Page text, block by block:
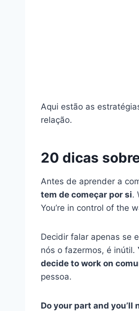
Aqui estão as
relação.
20 dicas
Antes de aprender a
tem de começar por si.
You’re in control of the
Decidir falar apenas se
nós o fazermos, é inútil.
decide to work on
pessoa.
Do your part and